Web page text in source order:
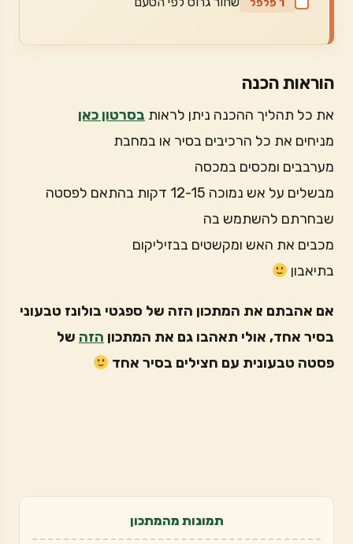
1 פלפל
הוראות הכנה
את כל תהליך ההכנה ניתן לראות בסרטון כאן
מניחים את כל הרכיבים בסיר או במחבת
מערבבים ומכסים במכסה
מבשלים על אש נמוכה 12-15 דקות בהתאם לפסטה
שבחרתם להשתמש בה
מכבים את האש ומקשטים בבזיליקום
בתיאבון
אם אהבתם את המתכון הזה של ספגטי בולונז טבעוני
בסיר אחד, אולי תאהבו גם את המתכון הזה של
פסטה טבעונית עם חצילים בסיר אחד
תמונות מהמתכון